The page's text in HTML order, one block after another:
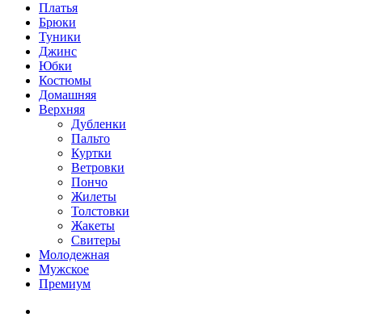
Платья
Брюки
Туники
Джинс
Юбки
Костюмы
Домашняя
Верхняя
Дубленки
Пальто
Куртки
Ветровки
Пончо
Жилеты
Толстовки
Жакеты
Свитеры
Молодежная
Мужское
Премиум